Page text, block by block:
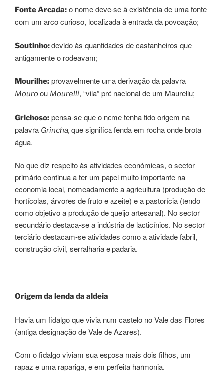
Fonte Arcada: o nome deve-se à existência de uma fonte
com um arco curioso, localizada à entrada da povoação;
Soutinho:devido às quantidades de castanheiros que
antigamente o rodeavam;
Mourilhe: provavelmente uma derivação da palavra
Mouroou Mourelli, “vila” pré nacional de um Maurellu;
Grichoso: pensa-se que o nome tenha tido origem na
palavra Grincha, que significa fenda em rocha onde brota
água.
No que diz respeito às atividades económicas, o sector
primário continua a ter um papel muito importante na
economia local, nomeadamente a agricultura (produção de
hortícolas, árvores de fruto e azeite) e a pastorícia (tendo
como objetivo a produção de queijo artesanal). No sector
secundário destaca-se a indústria de lacticínios. No sector
terciário destacam-se atividades como a atividade fabril,
construção civil, serralharia e padaria.
Origem da lenda da aldeia
Havia um fidalgo que vivia num castelo no Vale das Flores
(antiga designação de Vale de Azares).
Com o fidalgo viviam sua esposa mais dois filhos, um
rapaz e uma rapariga, e em perfeita harmonia.